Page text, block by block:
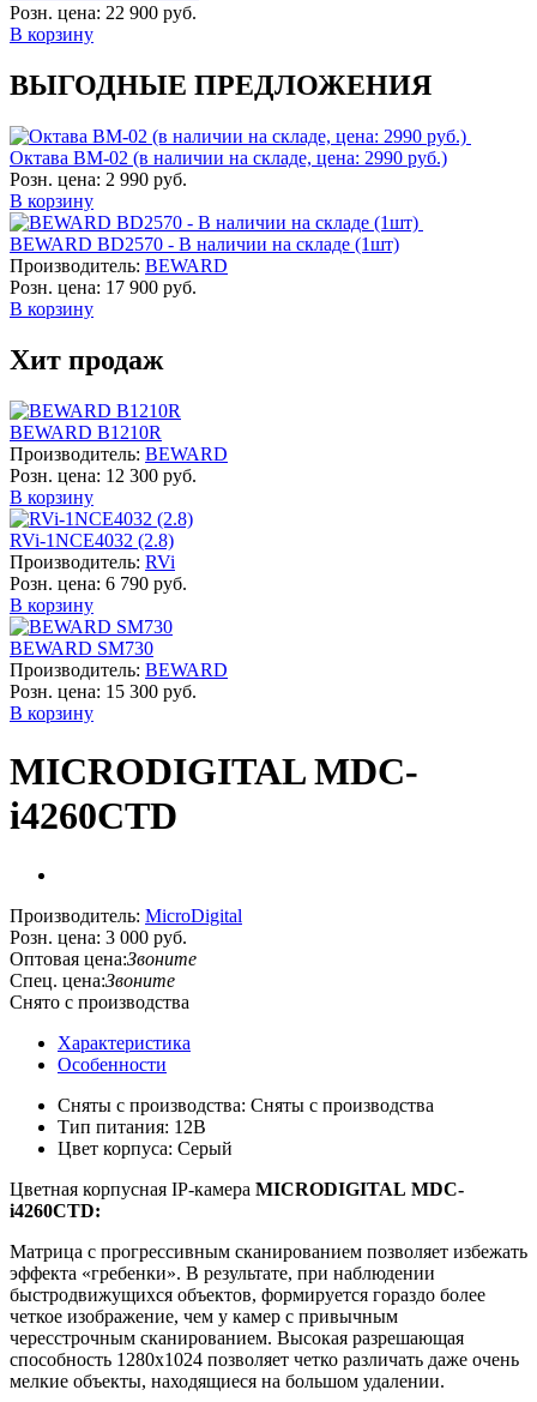
Розн. цена: 22 900 руб.
В корзину
ВЫГОДНЫЕ ПРЕДЛОЖЕНИЯ
Октава ВМ-02 (в наличии на складе, цена: 2990 руб.)
Розн. цена: 2 990 руб.
В корзину
BEWARD BD2570 - В наличии на складе (1шт)
Производитель: BEWARD
Розн. цена: 17 900 руб.
В корзину
Хит продаж
BEWARD B1210R
Производитель: BEWARD
Розн. цена: 12 300 руб.
В корзину
RVi-1NCE4032 (2.8)
Производитель: RVi
Розн. цена: 6 790 руб.
В корзину
BEWARD SM730
Производитель: BEWARD
Розн. цена: 15 300 руб.
В корзину
MICRODIGITAL MDC-
i4260CTD
Производитель: MicroDigital
Розн. цена: 3 000 руб.
Оптовая цена:Звоните
Спец. цена:Звоните
Снято с производства
Характеристика
Особенности
Сняты с производства: Сняты с производства
Тип питания: 12В
Цвет корпуса: Серый
Цветная корпусная IP-камера MICRODIGITAL MDC-
i4260CTD:
Матрица с прогрессивным сканированием позволяет избежать
эффекта «гребенки». В результате, при наблюдении
быстродвижущихся объектов, формируется гораздо более
четкое изображение, чем у камер с привычным
чересстрочным сканированием. Высокая разрешающая
способность 1280х1024 позволяет четко различать даже очень
мелкие объекты, находящиеся на большом удалении.